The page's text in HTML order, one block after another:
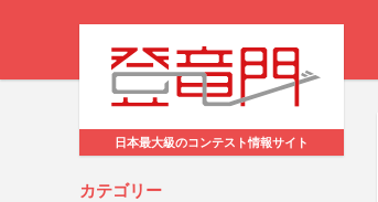
日本最大級のコンテスト情報サイト
カテゴリー